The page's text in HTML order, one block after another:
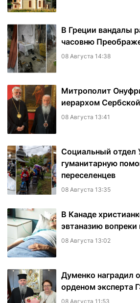
В Греции вандалы
часовню
08 Августа 14:38
Митрополит
иерархом
08 Августа 13:41
Социальный отдел
гуманитарную
переселенцев
08 Августа 13:35
В Канаде
эвтаназию вопреки
08 Августа 13:02
Думенко наградил
орденом эксперта
08 Августа 11:53